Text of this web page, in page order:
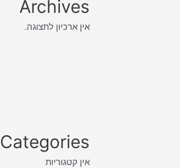
Archives
אין ארכיון לתצוגה.
Categories
אין קטגוריות